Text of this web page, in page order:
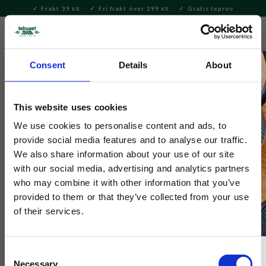
Consent Details About
This website uses cookies
We use cookies to personalise content and ads, to
provide social media features and to analyse our traffic.
We also share information about your use of our site
with our social media, advertising and analytics partners
who may combine it with other information that you’ve
provided to them or that they’ve collected from your use
of their services.
Necessary
Meny
Frakt 39 KR Fri frakt över 399 KR Gratis teprov
Presenter och set
Selected by Tehuset Java
Tetång Hjärta Guld
En tesil till ditt finaste Guldhjärta! Lämplig för bryggning i kopp
och passar synnerligen bra till storbladiga teer.